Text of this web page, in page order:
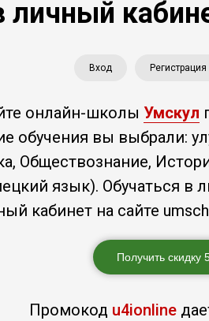
личный
Вход Регистрация
онлайн-школы Умскул
обучения вы выбрали:
Обществознание,
язык). Обучаться
кабинет на сайте
Получить скидку
Промокод u4ionline